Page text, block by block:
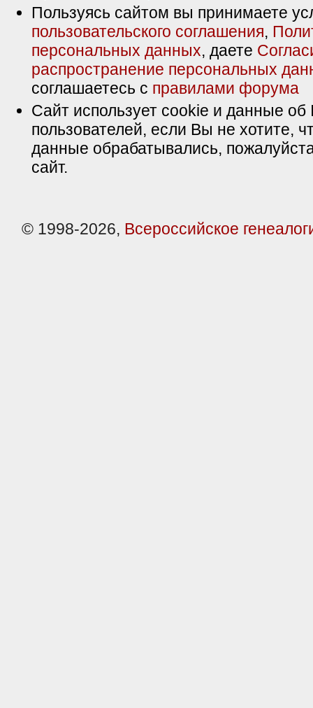
Пользуясь сайтом вы принимаете
пользовательского соглашения,
персональных данных, даете
распространение персональных
соглашаетесь с правилами форума
Сайт использует cookie и данные об
пользователей, если Вы не хотите,
данные обрабатывались,
сайт.
© 1998-2026, Всероссийское